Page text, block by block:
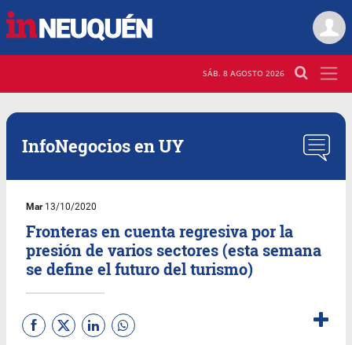
SÁB. 8 AGOSTO 2026
InfoNegocios en UY
Mar13/10/2020
Fronteras en cuenta regresiva por la
presión de varios sectores (esta semana
se define el futuro del turismo)